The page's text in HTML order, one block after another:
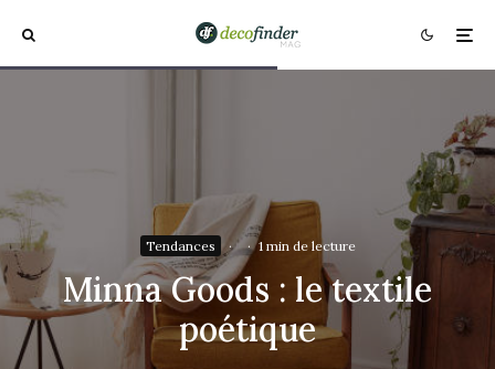
Tendances · · 1 min de lecture
Minna Goods : le textile
poétique